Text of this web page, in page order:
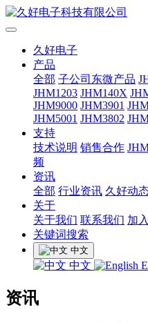
久好电子
产品
全部 子公司东微产品
JHM1203 JHM140X
JHM9000 JHM3901
JHM5001 JHM3802
支持
技术说明 销售合作
频
资讯
全部 行业资讯 久好动
关于
关于我们 联系我们 加
关键词搜索
中文
中文
资讯